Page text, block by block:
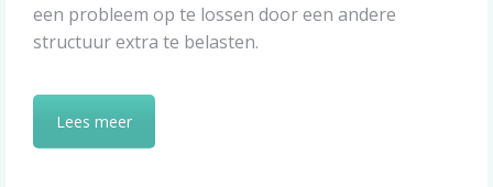
een probleem op te lossen door een andere
structuur extra te belasten.
Lees meer